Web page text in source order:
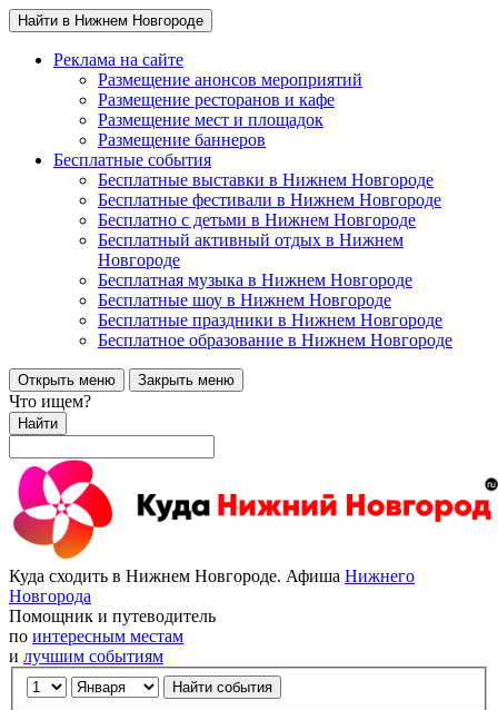
Найти в Нижнем Новгороде
Реклама на сайте
Размещение анонсов мероприятий
Размещение ресторанов и кафе
Размещение мест и площадок
Размещение баннеров
Бесплатные события
Бесплатные выставки в Нижнем Новгороде
Бесплатные фестивали в Нижнем Новгороде
Бесплатно с детьми в Нижнем Новгороде
Бесплатный активный отдых в Нижнем
Новгороде
Бесплатная музыка в Нижнем Новгороде
Бесплатные шоу в Нижнем Новгороде
Бесплатные праздники в Нижнем Новгороде
Бесплатное образование в Нижнем Новгороде
Открыть меню Закрыть меню
Что ищем?
Найти
Куда сходить в Нижнем Новгороде. Афиша Нижнего
Новгорода
Помощник и путеводитель
по интересным местам
и лучшим событиям